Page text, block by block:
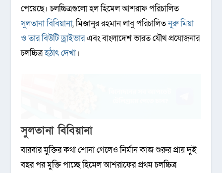
পেয়েছে। চলচ্চিত্রগুলো হল হিমেল আশরাফ পরিচালিত
সুলতানা বিবিয়ানা, মিজানুর রহমান লাবু পরিচালিতনুরু মিয়া
ও তার বিউটি ড্রাইভারএবং বাংলাদেশ ভারত যৌথ প্রযোজনার
চলচ্চিত্রহঠাৎ দেখা।
সুলতানা বিবিয়ানা
বারবার মুক্তির কথা শোনা গেলেও নির্মান কাজ শুরুর প্রায় দুই
বছর পর মুক্তি পাচ্ছে হিমেল আশরাফের প্রথম চলচ্চিত্র